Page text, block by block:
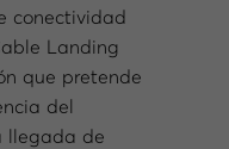
conectividad
Landing
que pretende
del
llegada de